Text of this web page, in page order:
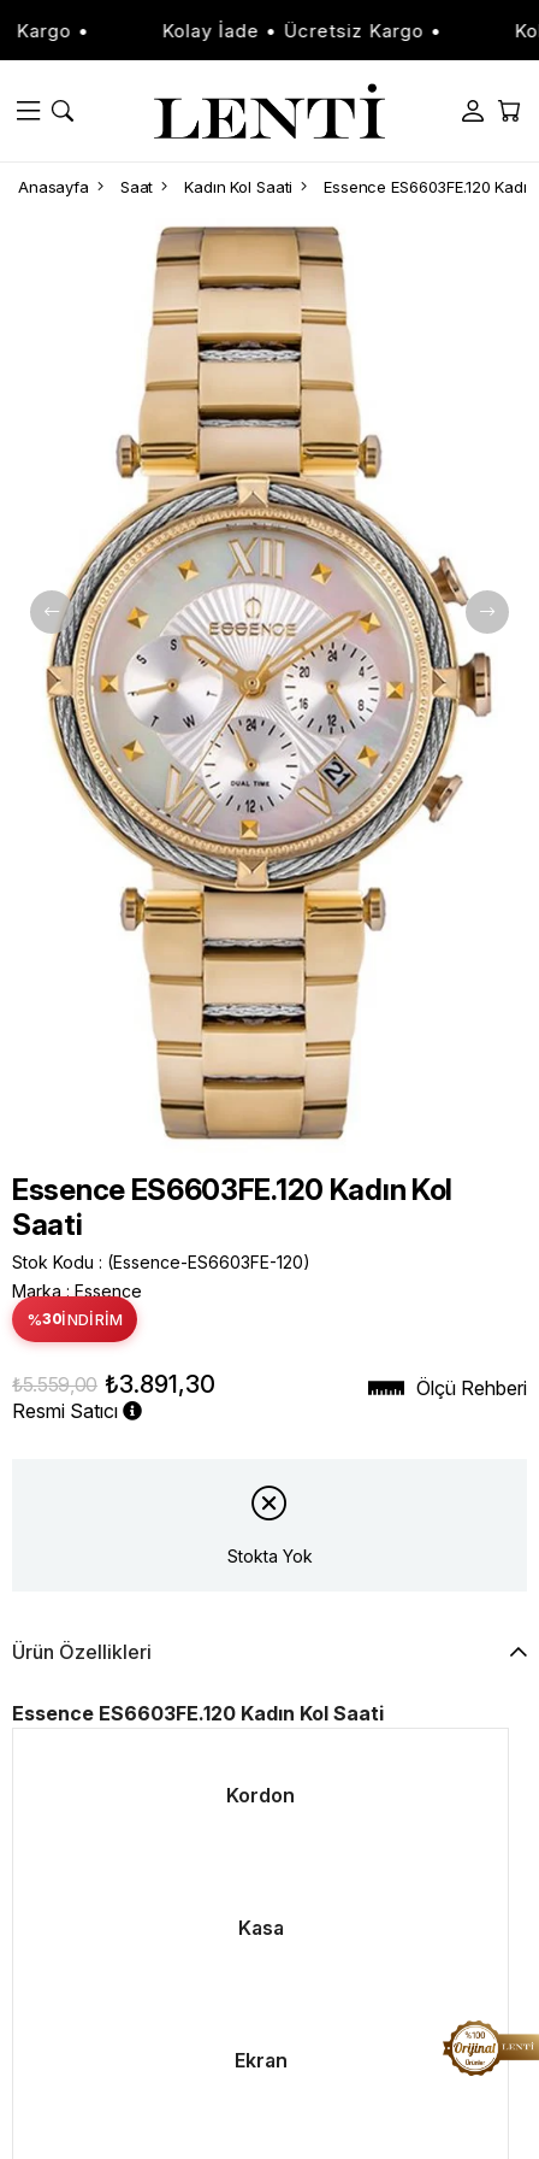
• Kolay İade • Ücretsiz Kargo •
Anasayfa Saat Kadın Kol Saati Essence ES6603FE.120
Essence ES6603FE.120 Kadın Kol
Saati
Stok Kodu
(Essence-ES6603FE-120)
Marka : Essence
%30İNDIRIM
₺5.559,00 ₺3.891,30
Resmi Satıcı
Ölçü Rehberi
Stokta Yok
Ürün Özellikleri
Essence ES6603FE.120 Kadın Kol Saati
Kordon
Kasa
Ekran